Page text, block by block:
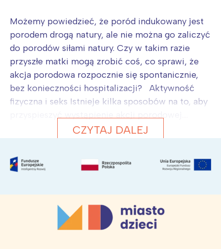
Możemy powiedzieć, że poród indukowany jest
porodem drogą natury, ale nie można go zaliczyć
do porodów siłami natury. Czy w takim razie
przyszłe matki mogą zrobić coś, co sprawi, że
akcja porodowa rozpocznie się spontanicznie,
bez konieczności hospitalizacji? Aktywność
fizyczna i seks Istnieje kilka sposobów na to, aby
CZYTAJ DALEJ